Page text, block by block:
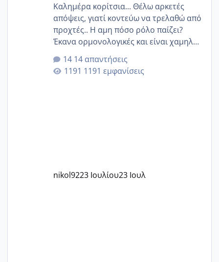
Καλημέρα κορίτσια... Θέλω αρκετές
απόψεις, γιατί κοντεύω να τρελαθώ από
προχτές.. Η αμη πόσο ρόλο παίζει?
Έκανα ορμονολογικές και είναι χαμηλή
για την ηλικία μου.. Είχα ήδη μια
εγκυμοσύνη, που έπρεπε να τερματιστεί
στην 27η εβδομάδα και προσπαθώ 7
14 απαντήσεις
1191 εμφανίσεις
nikol9223 Ιουλίου23 Ιουλ